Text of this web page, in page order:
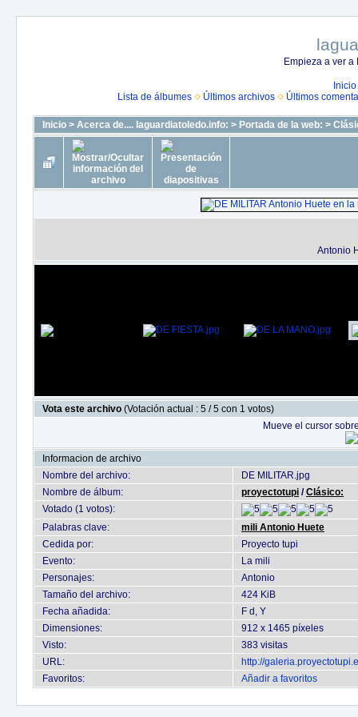
Empieza a ver
Inicio
Lista de álbumes
Últimos archivos Últimos
Inicio > Acerca de.... laguardiatoledo.info: > Portada de la web: >
Antonio
Vota este archivo (Votación actual : 5 / 5 con 1 votos)
Mueve el cursor
Informacion de archivo
Nombre del archivo:
DE MILITAR.jpg
Nombre de álbum:
proyectotupi /Clásico:
Votado (1 votos):
Palabras clave:
mili Antonio Huete
Cedida por:
Proyecto tupi
Evento:
La mili
Personajes:
Antonio
Tamaño del archivo:
424 KiB
Fecha añadida:
F d, Y
Dimensiones:
912 x 1465 píxeles
Visto:
383 visitas
URL:
http://
Favoritos:
Añadir a favoritos